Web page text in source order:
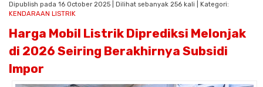
Dipublish pada 16 October 2025 | Dilihat sebanyak 256 kali | Kategori:
KENDARAAN LISTRIK
Harga Mobil Listrik Diprediksi Melonjak
di 2026 Seiring Berakhirnya Subsidi
Impor